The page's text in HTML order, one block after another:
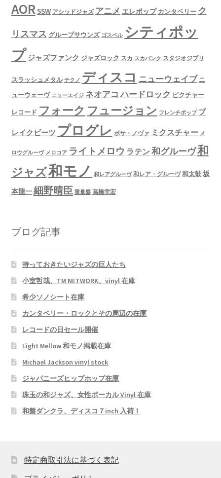
AORSSW アシッドジャズ アニメ エレポップ カンタベリー ク
リスマス グループサウンズ ゴスペル シティポッ
プ ジャズファンク ジャズロック スカ スカパンク スタジオジブリ
スラッシュメタル テクノ ディスコ ニューウェイブ ニ
ューウェーヴ ニューエイジ ネオアコ ハードロック ピクチャー
レコード フォーク フュージョン フレンチポップ ブ
レイクビーツ プログレ ボサ・ノヴァ ミクスチャー メ
ロウグルーヴ メロコア ライトメロウ ラテン 和グルーヴ和
ジャズ和モノ 和レアグルーヴ 和レア・グルーヴ 和太鼓坂
本龍一細野晴臣 重量盤 高橋幸宏
ブログ記事
持っておきたいジャズの巨人たち
小室哲哉、TM NETWORK、vinyl 在庫
希少ソノシート在庫
カンタベリー・ロックとその周辺の在庫
レコードの日セール開催
Light Mellow 和モノ掲載在庫
Michael Jackson vinyl stock
ジャパニーズヒップホップ在庫
珠玉の和ジャズ、女性ボーカル Vinyl 在庫
和盤ダンクラ、ディスコ７inch 入荷！
特定商取引法に基づく表記